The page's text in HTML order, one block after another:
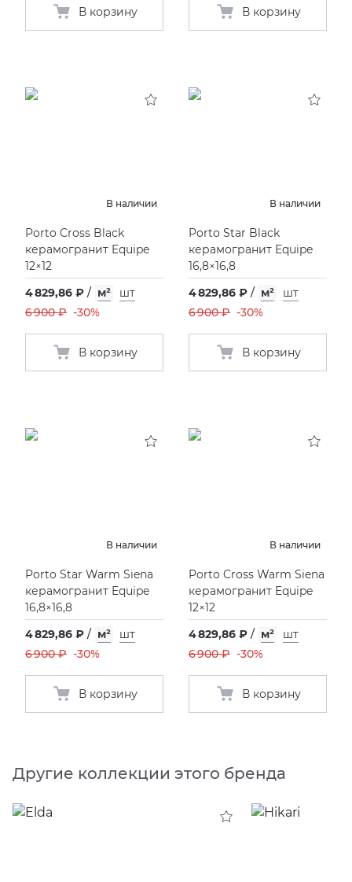
В корзину В корзину
В наличии
Porto Cross Black
керамогранит Equipe
12×12
4 829,86 ₽ / м²
шт
6 900 ₽ -30%
В корзину
В наличии
Porto Star Black
керамогранит Equipe
16,8×16,8
4 829,86 ₽ / м²
шт
6 900 ₽ -30%
В корзину
В наличии
Porto Star Warm Siena
керамогранит Equipe
16,8×16,8
4 829,86 ₽ / м²
шт
6 900 ₽ -30%
В корзину
В наличии
Porto Cross Warm Siena
керамогранит Equipe
12×12
4 829,86 ₽ / м²
шт
6 900 ₽ -30%
В корзину
Другие коллекции этого бренда